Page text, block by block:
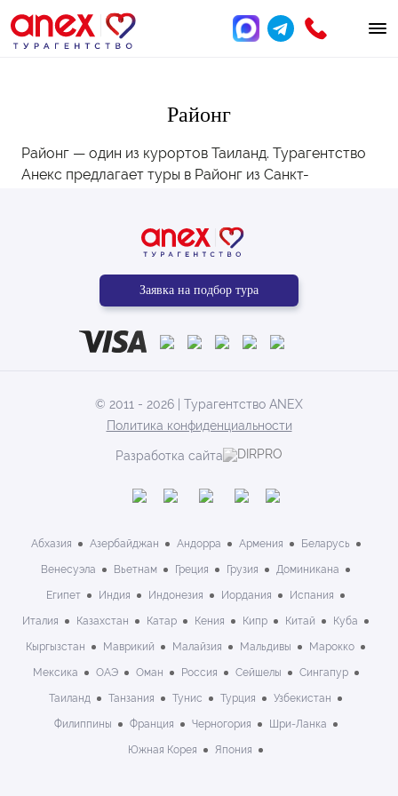
Районг
Районг — один из курортов Таиланд. Турагентство
Анекс предлагает туры в Районг из Санкт-
идеальный вариант — звоните:+7 (812) 250-53-01
Заявка на подбор тура
© 2011 - 2026 | Турагентство ANEX
Политика конфиденциальности
Разработка сайта
Абхазия Азербайджан Андорра Армения Беларусь
Венесуэла Вьетнам Греция Грузия Доминикана
Египет Индия Индонезия Иордания Испания
Италия Казахстан Катар Кения Кипр Китай Куба
Кыргызстан Маврикий Малайзия Мальдивы Марокко
Мексика ОАЭ Оман Россия Сейшелы Сингапур
Таиланд Танзания Тунис Турция Узбекистан
Филиппины Франция Черногория Шри-Ланка
Южная Корея Япония